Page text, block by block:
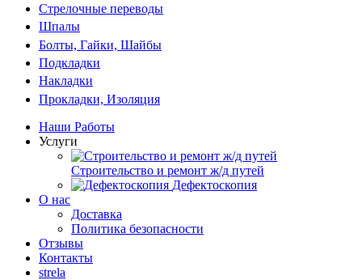
Стрелочные переводы
Шпалы
Болты, Гайки, Шайбы
Подкладки
Накладки
Прокладки, Изоляция
Наши Работы
Услуги
Строительство и ремонт ж/д путей
Дефектоскопия
О нас
Доставка
Политика безопасности
Отзывы
Контакты
strela